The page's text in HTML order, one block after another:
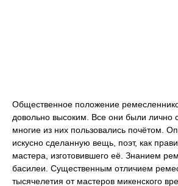
Общественное положение
довольно высоким. Все они были лично
многие из них пользовались почётом.
искусно сделанную вещь, поэт, как
мастера, изготовившего её. Знанием
басилеи. Существенным отличием
тысячелетия от мастеров микенского